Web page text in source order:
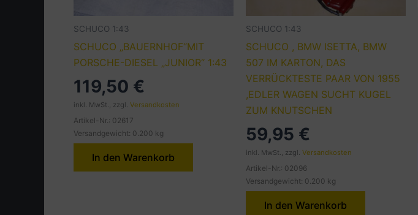
SCHUCO 1:43
SCHUCO „BAUERNHOF“MIT
PORSCHE-DIESEL „JUNIOR“ 1:43
119,50 €
inkl. MwSt., zzgl. Versandkosten
Artikel-Nr.: 02617
Versandgewicht: 0.200 kg
In den Warenkorb
SCHUCO 1:43
SCHUCO , BMW ISETTA, BMW
507 IM KARTON, DAS
VERRÜCKTESTE PAAR VON 1955
,EDLER WAGEN SUCHT KUGEL
ZUM KNUTSCHEN
59,95 €
inkl. MwSt., zzgl. Versandkosten
Artikel-Nr.: 02096
Versandgewicht: 0.200 kg
In den Warenkorb